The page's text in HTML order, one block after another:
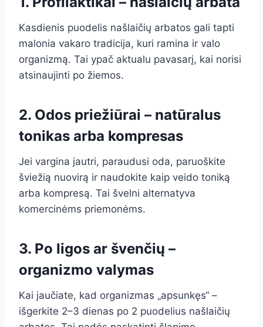
Kasdienis puodelis našlaičių arbatos gali tapti
malonia vakaro tradicija, kuri ramina ir valo
organizmą. Tai ypač aktualu pavasarį, kai norisi
atsinaujinti po žiemos.
2. Odos priežiūrai – natūralus
tonikas arba kompresas
Jei vargina jautri, paraudusi oda, paruoškite
šviežią nuovirą ir naudokite kaip veido toniką
arba kompresą. Tai švelni alternatyva
komercinėms priemonėms.
3. Po ligos ar švenčių –
organizmo valymas
Kai jaučiate, kad organizmas „apsunkęs“ –
išgerkite 2–3 dienas po 2 puodelius našlaičių